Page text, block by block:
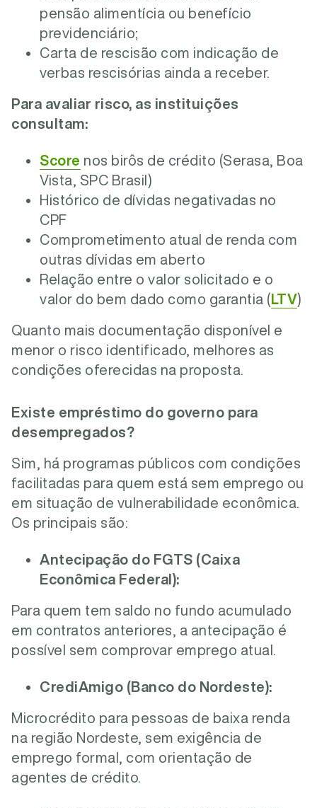
pensão alimentícia ou benefício
previdenciário;
Carta de rescisão com indicação de
verbas rescisórias ainda a receber.
Para avaliar risco, as instituições
consultam:
Score nos birôs de crédito (Serasa, Boa
Vista, SPC Brasil)
Histórico de dívidas negativadas no
CPF
Comprometimento atual de renda com
outras dívidas em aberto
Relação entre o valor solicitado e o
valor do bem dado como garantia (LTV)
Quanto mais documentação disponível e
menor o risco identificado, melhores as
condições oferecidas na proposta.
Existe empréstimo do governo para
desempregados?
Sim, há programas públicos com condições
facilitadas para quem está sem emprego ou
em situação de vulnerabilidade econômica.
Os principais são:
Antecipação do FGTS (Caixa
Econômica Federal):
Para quem tem saldo no fundo acumulado
em contratos anteriores, a antecipação é
possível sem comprovar emprego atual.
CrediAmigo (Banco do Nordeste):
Microcrédito para pessoas de baixa renda
na região Nordeste, sem exigência de
emprego formal, com orientação de
agentes de crédito.